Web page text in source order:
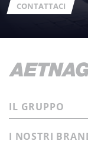
CONTATTACI
IL GRUPPO
I NOSTRI